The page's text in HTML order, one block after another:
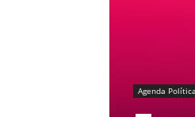
Agenda Política